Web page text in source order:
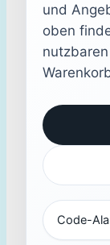
und
oben
Code-